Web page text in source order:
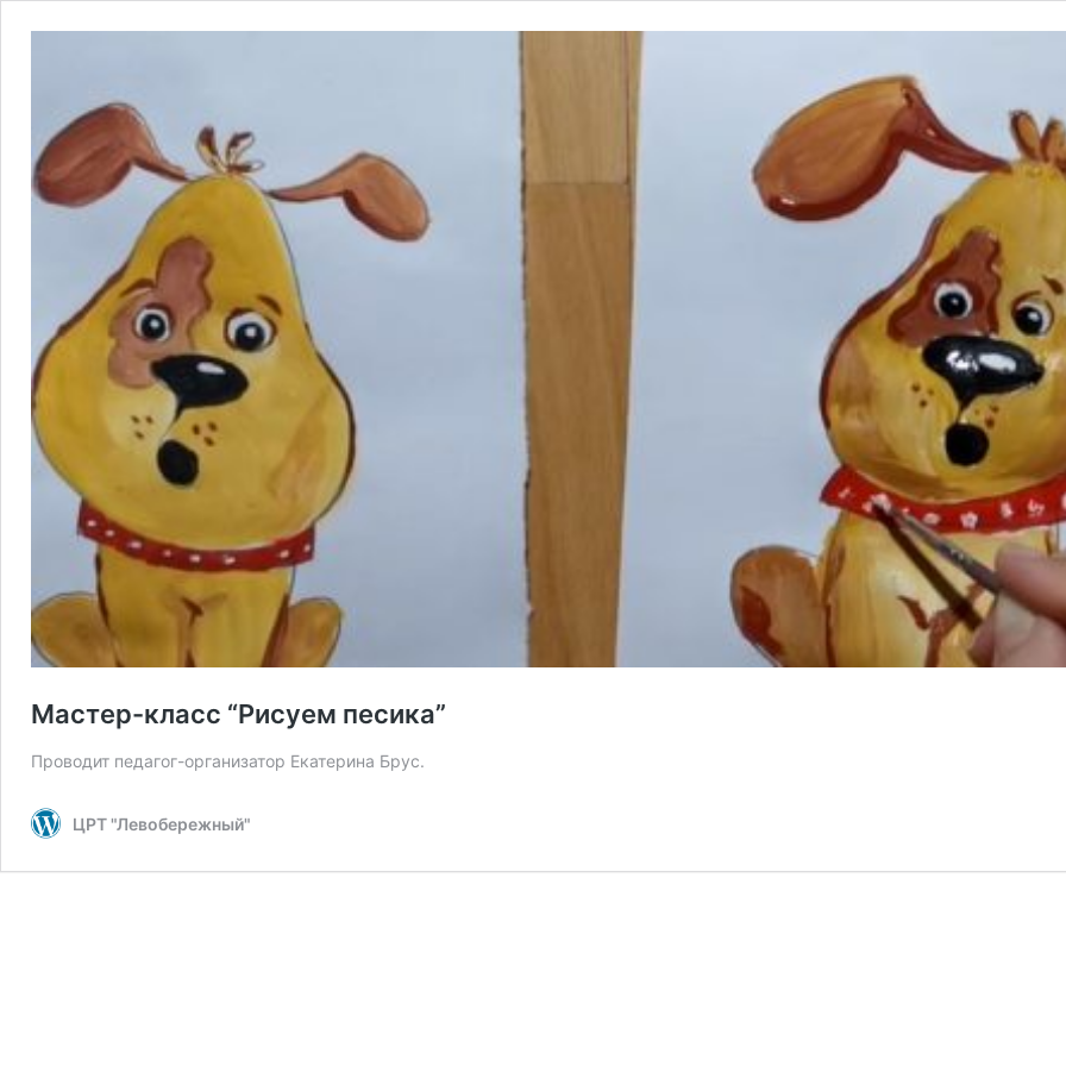
Мастер-класс “Рисуем песика”
Проводит педагог-организатор Екатерина Брус.
ЦРТ "Левобережный"